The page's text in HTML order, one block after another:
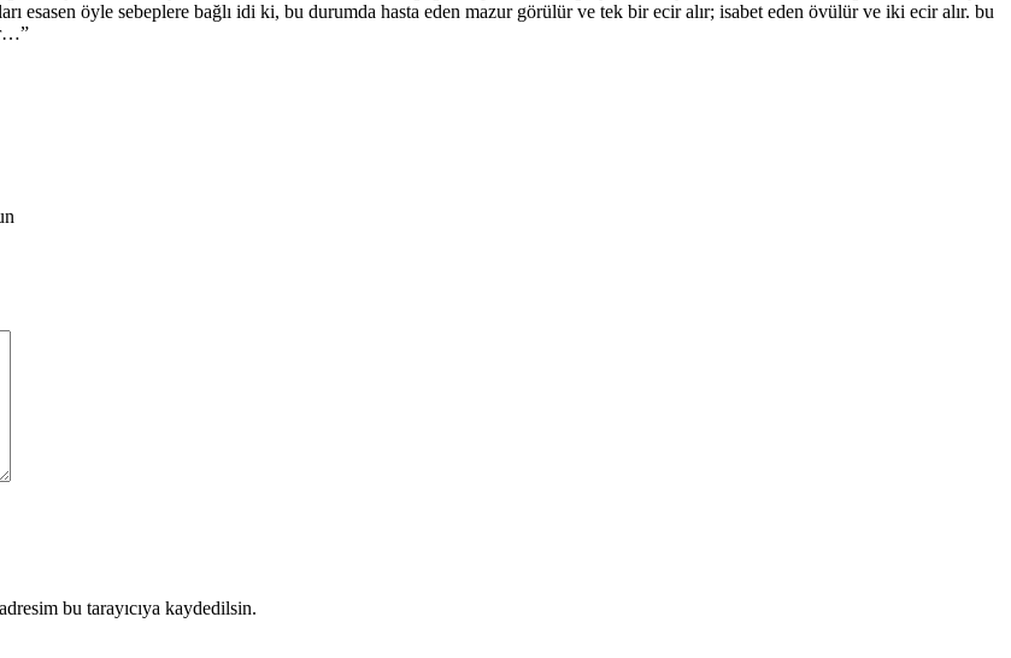
esasen öyle sebeplere bağlı idi ki, bu durumda hasta eden mazur görülür ve tek bir ecir alır; isabet eden övülür ve iki ecir alır. bu
bu tarayıcıya kaydedilsin.